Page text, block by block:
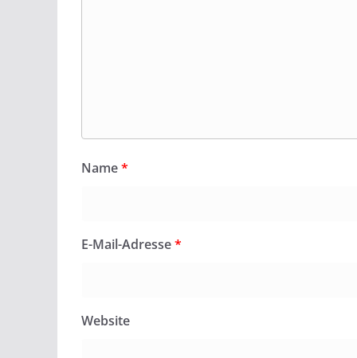
Name*
E-Mail-Adresse*
Website